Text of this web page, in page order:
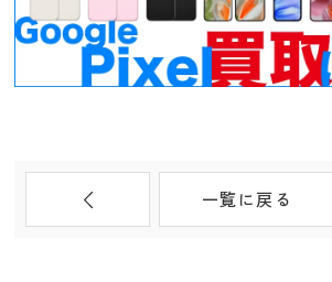
一覧に戻る